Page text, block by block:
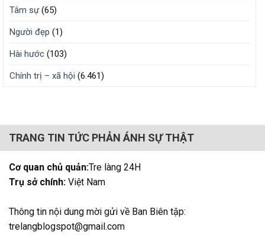
Tâm sự(65)
Người đẹp (1)
Hài hước (103)
Chính trị – xã hội (6.461)
TRANG TIN TỨC PHẢN ÁNH SỰ THẬT
Cơ quan chủ quản:Tre làng 24H
Trụ sở chính: Việt Nam
Thông tin nội dung mời gửi về Ban Biên tập:
trelangblogspot@gmail.com